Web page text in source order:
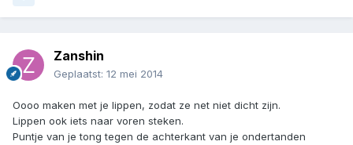
Zanshin
Geplaatst: 12 mei 2014
Oooo maken met je lippen, zodat ze net niet dicht zijn.
Lippen ook iets naar voren steken.
Puntje van je tong tegen de achterkant van je ondertanden